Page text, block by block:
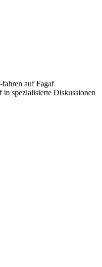
auf Fagaf
in spezialisierte Diskussionen